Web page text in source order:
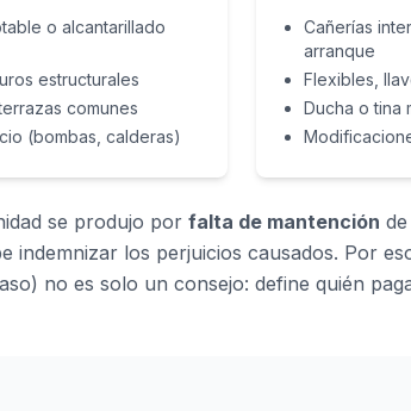
o alcantarillado
estructurales
comunes
(bombas, calderas)
Cañerías
arranque
Flexibles,
Ducha o tina
se produjo por falta de mantención
indemnizar los perjuicios causados. Por
no es solo un consejo: define quién